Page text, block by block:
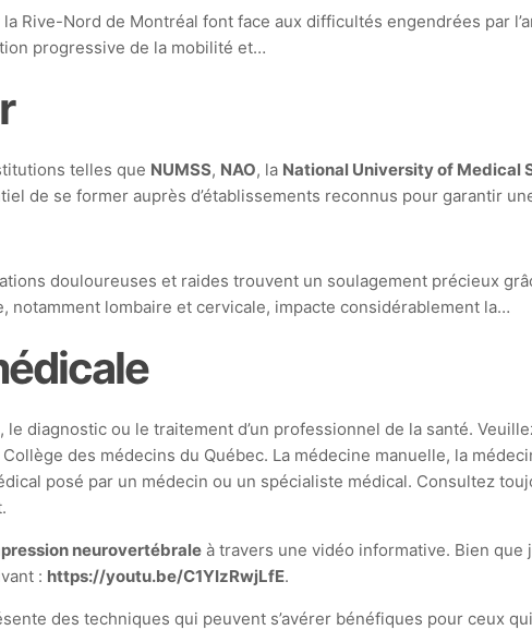
Rive-Nord de Montréal font face aux difficultés engendrées par
progressive de la mobilité et…
telles que NUMSS, NAO, la National University of Medical
de se former auprès d’établissements reconnus pour garantir
douloureuses et raides trouvent un soulagement précieux
notamment lombaire et cervicale, impacte considérablement la…
diagnostic ou le traitement d’un professionnel de la santé.
des médecins du Québec. La médecine manuelle, la
posé par un médecin ou un spécialiste médical. Consultez
neurovertébrale à travers une vidéo informative. Bien que
: https://youtu.be/C1YIzRwjLfE.
des techniques qui peuvent s’avérer bénéfiques pour ceux